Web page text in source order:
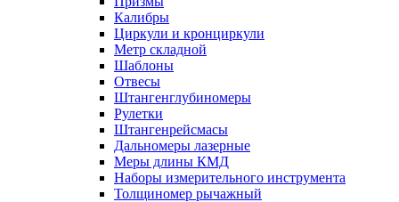
Калибры
Циркули и кронциркули
Метр складной
Шаблоны
Отвесы
Штангенглубиномеры
Рулетки
Штангенрейсмасы
Дальномеры лазерные
Меры длины КМД
Наборы измерительного инструмента
Толщиномер рычажный